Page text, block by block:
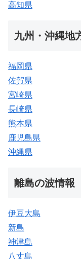
高知県
九州・沖縄地
福岡県
佐賀県
宮崎県
長崎県
熊本県
鹿児島県
沖縄県
離島の波情報
伊豆大島
新島
神津島
八丈島